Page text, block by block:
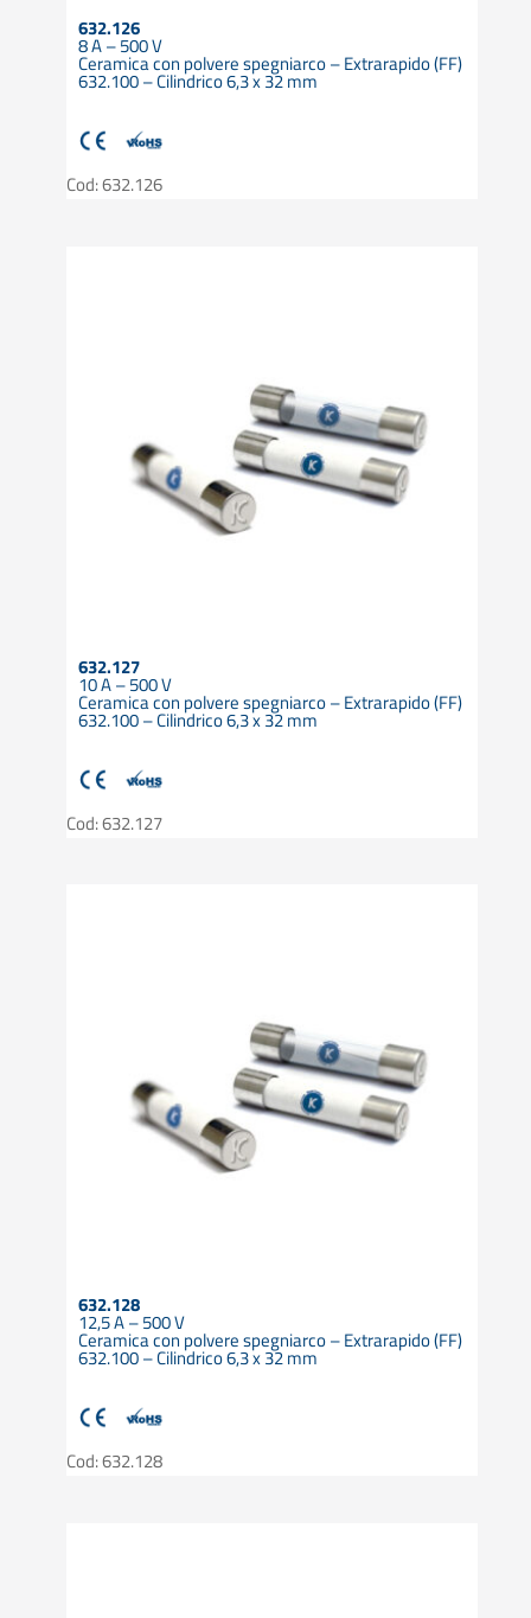
632.126
8 A – 500 V
Ceramica con polvere spegniarco – Extrarapido (FF)
632.100 – Cilindrico 6,3 x 32 mm
Cod: 632.126
632.127
10 A – 500 V
Ceramica con polvere spegniarco – Extrarapido (FF)
632.100 – Cilindrico 6,3 x 32 mm
Cod: 632.127
632.128
12,5 A – 500 V
Ceramica con polvere spegniarco – Extrarapido (FF)
632.100 – Cilindrico 6,3 x 32 mm
Cod: 632.128